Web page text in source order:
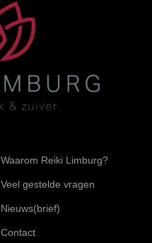
Waarom Reiki Limburg?
Veel gestelde vragen
Nieuws(brief)
Contact